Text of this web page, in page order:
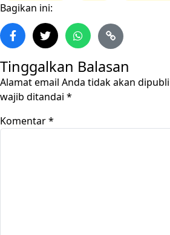
Bagikan ini:
Tinggalkan Balasan
Alamat email Anda tidak akan
wajib ditandai *
Komentar*